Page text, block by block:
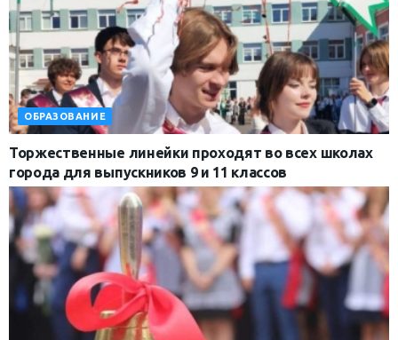
ОБРАЗОВАНИЕ
Торжественные линейки проходят во всех школах
города для выпускников 9 и 11 классов